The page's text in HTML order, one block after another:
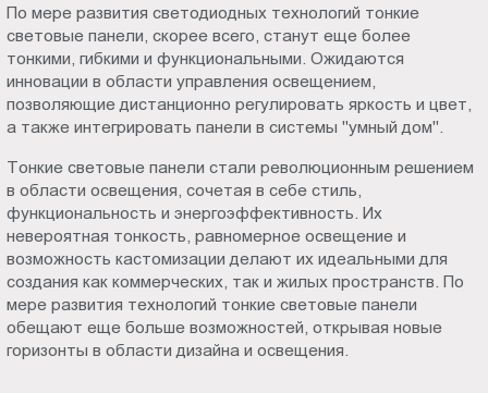
По мере развития светодиодных технологий тонкие
световые панели, скорее всего, станут еще более
тонкими, гибкими и функциональными. Ожидаются
инновации в области управления освещением,
позволяющие дистанционно регулировать яркость и цвет,
а также интегрировать панели в системы "умный дом".
Тонкие световые панели стали революционным решением
в области освещения, сочетая в себе стиль,
функциональность и энергоэффективность. Их
невероятная тонкость, равномерное освещение и
возможность кастомизации делают их идеальными для
создания как коммерческих, так и жилых пространств. По
мере развития технологий тонкие световые панели
обещают еще больше возможностей, открывая новые
горизонты в области дизайна и освещения.